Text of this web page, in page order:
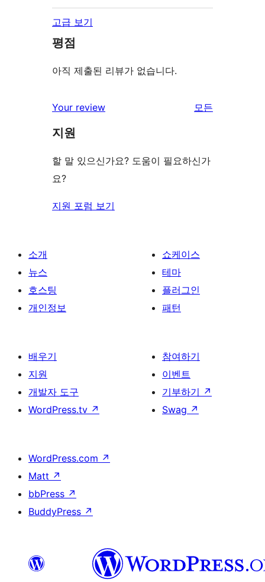
고급 보기
평점
아직 제출된 리뷰가 없습니다.
Your review
모든
보
지원
할 말 있으신가요? 도움이 필요하신가
요?
지원 포럼 보기
소개
뉴스
호스팅
개인정보
쇼케이스
테마
플러그인
패턴
배우기
지원
개발자 도구
WordPress.tv ↗
참여하기
이벤트
기부하기 ↗
Swag ↗
WordPress.com ↗
Matt ↗
bbPress ↗
BuddyPress ↗